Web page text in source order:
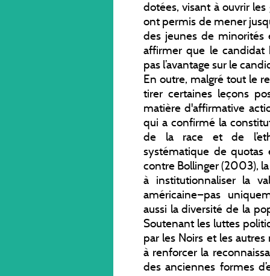
dotées, visant à ouvrir
ont permis de mener
des jeunes de minorités
affirmer que le candidat
pas l’avantage sur le
En outre, malgré tout le
tirer certaines leçons
matière d'affirmative
qui a confirmé la
de la race et de
systématique de quotas
contre Bollinger (2003),
à institutionnaliser la
américaine—pas
aussi la diversité de la
Soutenant les luttes
par les Noirs et les
à renforcer la
des anciennes formes